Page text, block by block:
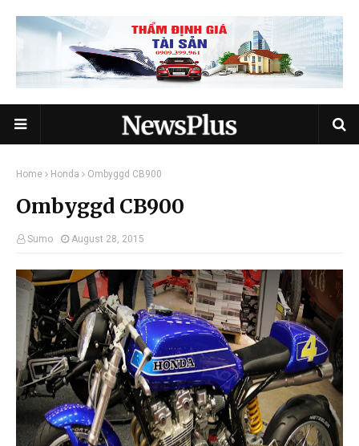
Home Honda Ombyggd CB900
Ombyggd CB900
Sumo August 28, 2015